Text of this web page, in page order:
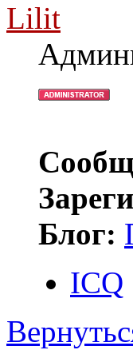
Lilit
Блог:
ICQ